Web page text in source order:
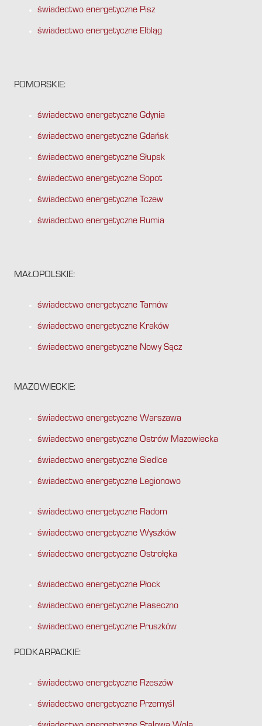
świadectwo energetyczne Pisz
świadectwo energetyczne Elbląg
POMORSKIE:
świadectwo energetyczne Gdynia
świadectwo energetyczne Gdańsk
świadectwo energetyczne Słupsk
świadectwo energetyczne Sopot
świadectwo energetyczne Tczew
świadectwo energetyczne Rumia
MAŁOPOLSKIE:
świadectwo energetyczne Tarnów
świadectwo energetyczne Kraków
świadectwo energetyczne Nowy Sącz
MAZOWIECKIE:
świadectwo energetyczne Warszawa
świadectwo energetyczne Ostrów Mazowiecka
świadectwo energetyczne Siedlce
świadectwo energetyczne Legionowo
świadectwo energetyczne Radom
świadectwo energetyczne Wyszków
świadectwo energetyczne Ostrołęka
świadectwo energetyczne Płock
świadectwo energetyczne Piaseczno
świadectwo energetyczne Pruszków
PODKARPACKIE:
świadectwo energetyczne Rzeszów
świadectwo energetyczne Przemyśl